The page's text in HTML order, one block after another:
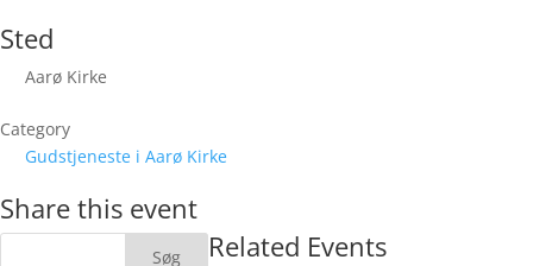
Sted
Aarø Kirke
Category
Gudstjeneste i Aarø Kirke
Share this event
Related Events